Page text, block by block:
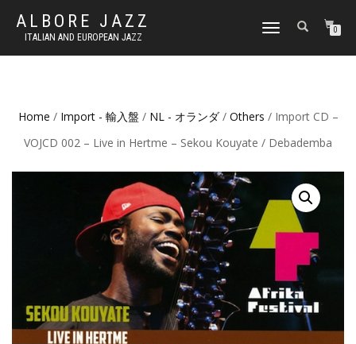
ALBORE JAZZ
ITALIAN AND EUROPEAN JAZZ
TOGGLE
0
Home / Import - 輸入盤 / NL - オランダ/ Others / Import CD –
VOJCD 002 – Live in Hertme – Sekou Kouyate / Debademba